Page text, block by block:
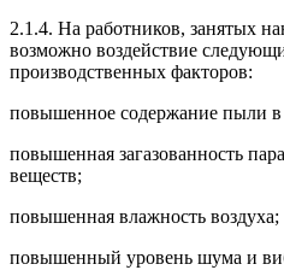
2.1.4. На работников, занятых
возможно воздействие
производственных факторов:
повышенное содержание пыли в
повышенная загазованность
веществ;
повышенная влажность воздуха;
повышенный уровень шума и